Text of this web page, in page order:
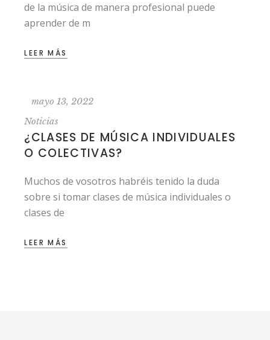
de la música de manera profesional puede
aprender de m
LEER MÁS
mayo 13, 2022
Noticias
¿CLASES DE MÚSICA INDIVIDUALES
O COLECTIVAS?
Muchos de vosotros habréis tenido la duda
sobre si tomar clases de música individuales o
clases de
LEER MÁS